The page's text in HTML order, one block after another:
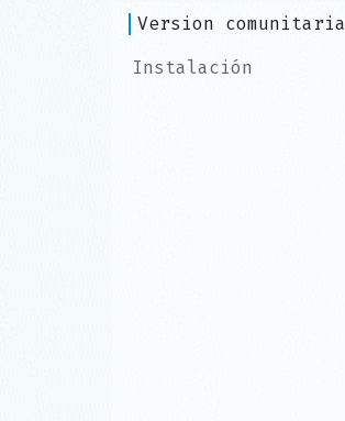
Version comunitaria
Instalación